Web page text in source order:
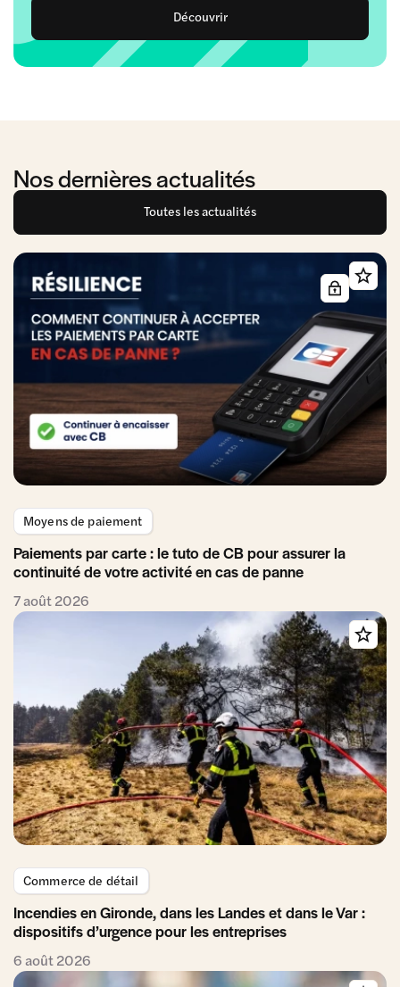
Découvrir
Nos dernières actualités
Toutes les actualités
Moyens de paiement
Paiements par carte : le tuto de CB pour assurer la
continuité de votre activité en cas de panne
7 août 2026
Commerce de détail
Incendies en Gironde, dans les Landes et dans le Var :
dispositifs d’urgence pour les entreprises
6 août 2026